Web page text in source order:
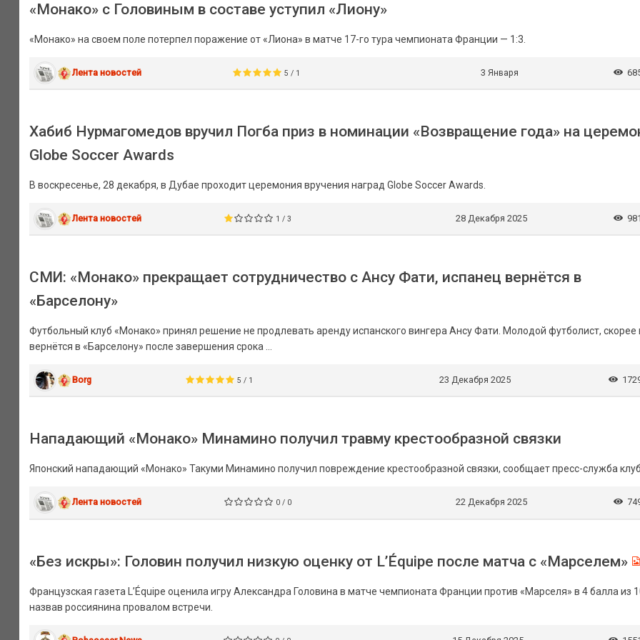
«Монако» с Головиным в составе уступил «Лиону»
«Монако» на своем поле потерпел поражение от «Лиона» в матче 17-го тура чемпионата Франции — 1:3.
Лента новостей 5 / 1 3 Января
Хабиб Нурмагомедов вручил Погба приз в номинации «Возвращение года» на
Globe Soccer Awards
В воскресенье, 28 декабря, в Дубае проходит церемония вручения наград Globe Soccer Awards.
Лента новостей 1 / 3 28 Декабря 2025 981
СМИ: «Монако» прекращает сотрудничество с Ансу Фати, испанец вернётся в
«Барселону»
Футбольный клуб «Монако» принял решение не продлевать аренду испанского вингера Ансу Фати. Молодой футболист, скорее
вернётся в «Барселону» после завершения срока ...
Borg 5 / 1 23 Декабря 2025
Нападающий «Монако» Минамино получил травму крестообразной связки
Японский нападающий «Монако» Такуми Минамино получил повреждение крестообразной связки, сообщает пресс-служба
Лента новостей 0 / 0 22 Декабря 2025
«Без искры»: Головин получил низкую оценку от L’Équipe после матча с «Марселем»
Французская газета L’Équipe оценила игру Александра Головина в матче чемпионата Франции против «Марселя» в 4 балла из
назвав россиянина провалом встречи.